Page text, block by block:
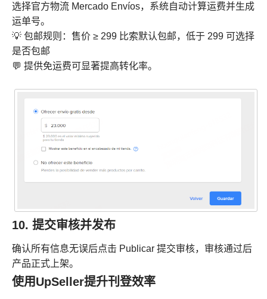
选择官方物流 Mercado Envíos，系统自动计算运费并生成
运单号。
💡 包邮规则：售价 ≥ 299 比索默认包邮，低于 299 可选择
是否包邮
💬 提供免运费可显著提高转化率。
10. 提交审核并发布
确认所有信息无误后点击 Publicar 提交审核，审核通过后
产品正式上架。
使用UpSeller提升刊登效率